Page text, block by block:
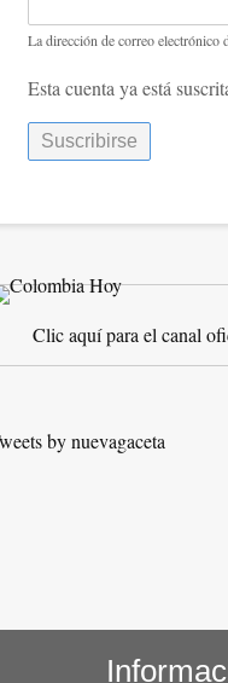
La dirección de correo electrónico
Esta cuenta ya está
Clic aquí para el canal
by nuevagaceta